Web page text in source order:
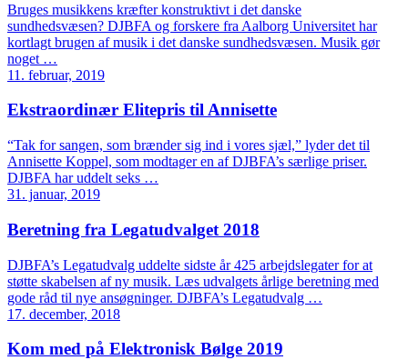
Bruges musikkens kræfter konstruktivt i det danske
sundhedsvæsen? DJBFA og forskere fra Aalborg Universitet har
kortlagt brugen af musik i det danske sundhedsvæsen. Musik gør
noget …
11. februar, 2019
Ekstraordinær Elitepris til Annisette
“Tak for sangen, som brænder sig ind i vores sjæl,” lyder det til
Annisette Koppel, som modtager en af DJBFA’s særlige priser.
DJBFA har uddelt seks …
31. januar, 2019
Beretning fra Legatudvalget 2018
DJBFA’s Legatudvalg uddelte sidste år 425 arbejdslegater for at
støtte skabelsen af ny musik. Læs udvalgets årlige beretning med
gode råd til nye ansøgninger. DJBFA’s Legatudvalg …
17. december, 2018
Kom med på Elektronisk Bølge 2019